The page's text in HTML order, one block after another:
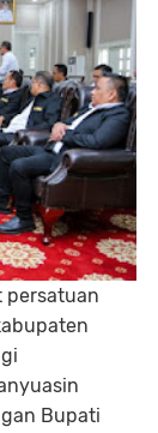
persatuan
Bupati